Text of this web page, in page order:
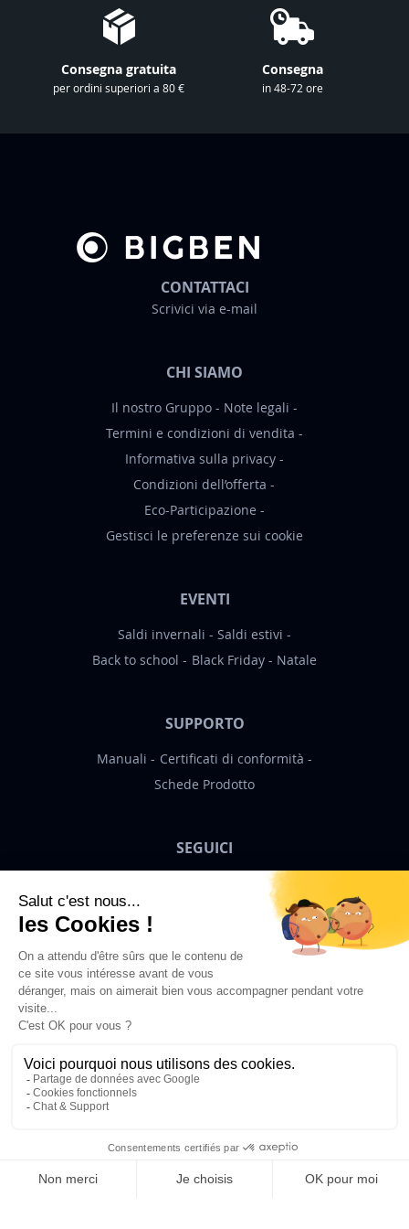
Aggiungi al Carrello
Consegna gratuita
per ordini superiori a 80 €
Consegna
in 48-72 ore
CONTATTACI
Scrivici via e-mail
CHI SIAMO
Il nostro Gruppo
Note legali
Termini e condizioni di vendita
Informativa sulla privacy
Condizioni dell’offerta
Eco-Participazione
Gestisci le preferenze sui cookie
EVENTI
Saldi invernali
Saldi estivi
Back to school
Black Friday Natale
SUPPORTO
Manuali
Certificati di conformità
Schede Prodotto
SEGUICI
Bigben News
© 2026 Bigben - Tutti i diritti riservati.